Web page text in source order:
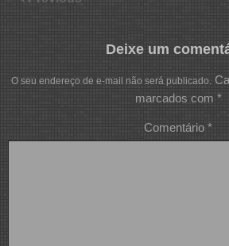
Deixe um
O seu endereço de e-mail não será publicado.
marcados com *
Comentário *